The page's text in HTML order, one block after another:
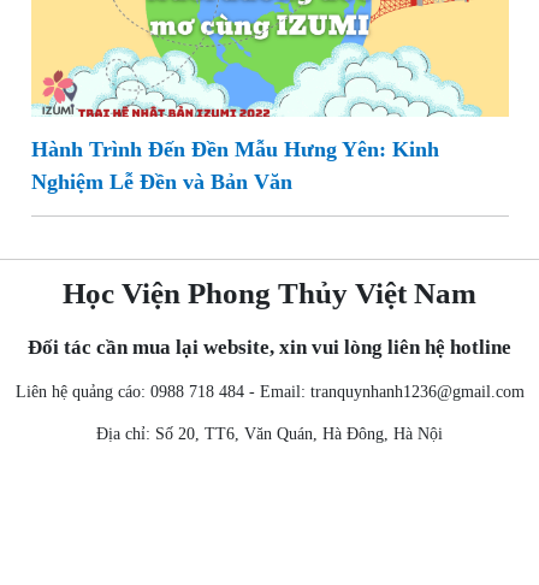
Hành Trình Đến Đền Mẫu Hưng Yên: Kinh
Nghiệm Lễ Đền và Bản Văn
Học Viện Phong Thủy Việt Nam
Đối tác cần mua lại website, xin vui lòng liên hệ hotline
Liên hệ quảng cáo: 0988 718 484 - Email: tranquynhanh1236@gmail.com
Địa chỉ: Số 20, TT6, Văn Quán, Hà Đông, Hà Nội